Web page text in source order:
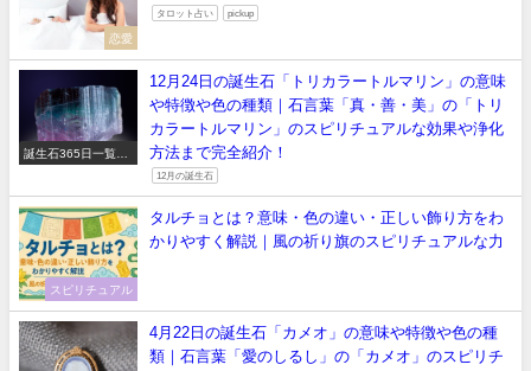
恋愛
タロット占い pickup
誕生石365日一覧
12月24日の誕生石「トリカラートルマリン」の意味
や特徴や色の種類｜石言葉「真・善・美」の「トリ
カラートルマリン」のスピリチュアルな効果や浄化
方法まで完全紹介！
12月の誕生石
スピリチュアル
タルチョとは？意味・色の違い・正しい飾り方をわ
かりやすく解説｜風の祈り旗のスピリチュアルな力
4月22日の誕生石「カメオ」の意味や特徴や色の種
類｜石言葉「愛のしるし」の「カメオ」のスピリチ